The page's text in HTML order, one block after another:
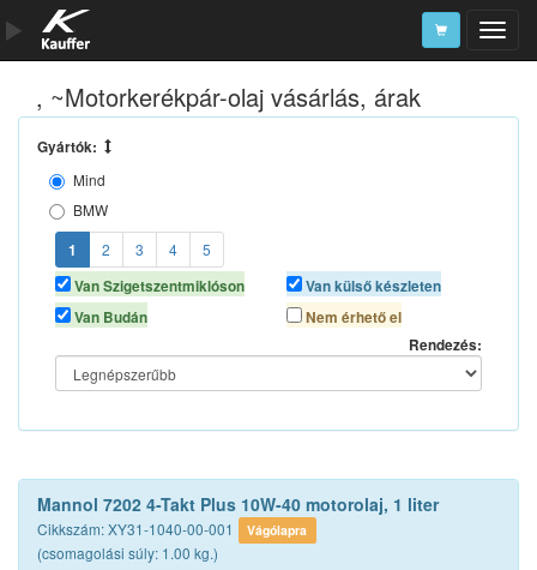
Szerszámkatalógus
Kosár
Alkatrészek
, ~Motorkerékpár-olaj vásárlás, árak
Gyártók:
Mind
BMW
CASTROL
ECSTAR
ELF
ENEOS
ENI
LIQUI MOLY
MOTUL
REPSOL
SHELL
1 2 3 4
5
Van Szigetszentmiklóson
Van Budán
Van külső készleten
Nem érhető el
Rendezés:
Mannol 7202 4-Takt Plus 10W-40 motorolaj, 1 liter
Cikkszám: XY31-1040-00-001 Vágólapra
(csomagolási súly: 1.00 kg.)